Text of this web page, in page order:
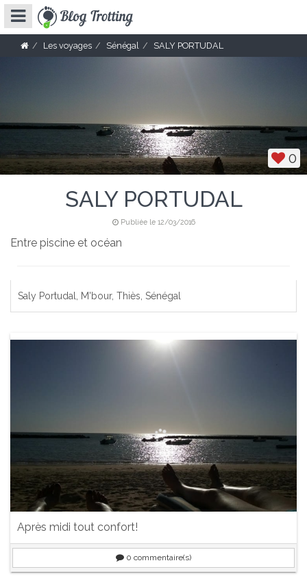
Les voyages Sénégal SALY PORTUDAL
0
SALY PORTUDAL
Publiée le 12/03/2016
Entre piscine et océan
Saly Portudal, M'bour, Thiès, Sénégal
Après midi tout confort!
0 commentaire(s)